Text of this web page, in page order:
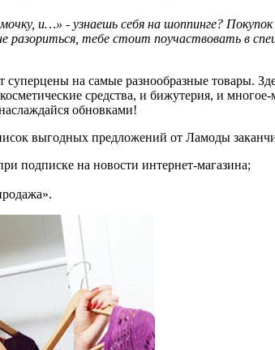
и…» - узнаешь себя на шоппинге?
разориться, тебе стоит поучаствовать в
суперцены на самые разнообразные
средства, и бижутерия, и
обновками!
выгодных предложений от Ламоды
подписке на новости интернет-магазина;